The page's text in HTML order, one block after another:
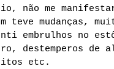
não me
teve mudanças,
embrulhos no
destemperos de
etc.